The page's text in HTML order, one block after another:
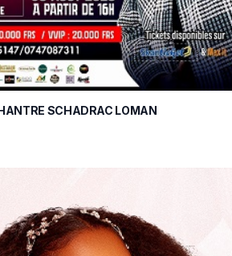
SCHADRAC LOMAN